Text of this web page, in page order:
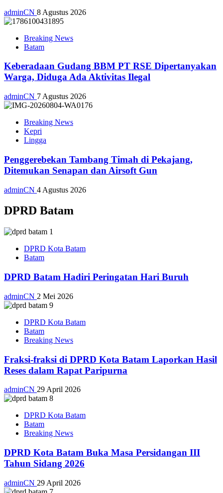
adminCN 8 Agustus 2026
Breaking News
Batam
Keberadaan Gudang BBM PT RSE Dipertanyakan
Warga, Diduga Ada Aktivitas Ilegal
adminCN 7 Agustus 2026
Breaking News
Kepri
Lingga
Penggerebekan Tambang Timah di Pekajang,
Ditemukan Senapan dan Airsoft Gun
adminCN 4 Agustus 2026
DPRD Batam
DPRD Kota Batam
Batam
DPRD Batam Hadiri Peringatan Hari Buruh
adminCN 2 Mei 2026
DPRD Kota Batam
Batam
Breaking News
Fraksi-fraksi di DPRD Kota Batam Laporkan Hasil
Reses dalam Rapat Paripurna
adminCN 29 April 2026
DPRD Kota Batam
Batam
Breaking News
DPRD Kota Batam Buka Masa Persidangan III
Tahun Sidang 2026
adminCN 29 April 2026